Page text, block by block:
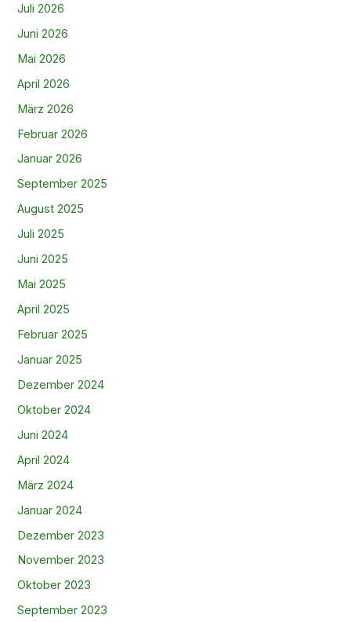
Juli 2026
Juni 2026
Mai 2026
April 2026
März 2026
Februar 2026
Januar 2026
September 2025
August 2025
Juli 2025
Juni 2025
Mai 2025
April 2025
Februar 2025
Januar 2025
Dezember 2024
Oktober 2024
Juni 2024
April 2024
März 2024
Januar 2024
Dezember 2023
November 2023
Oktober 2023
September 2023